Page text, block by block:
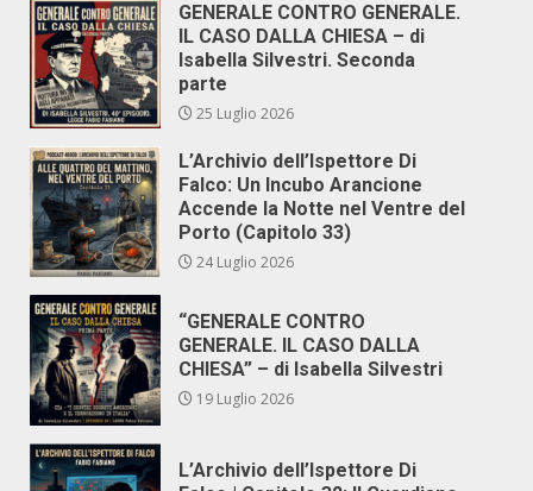
GENERALE CONTRO GENERALE.
IL CASO DALLA CHIESA – di
Isabella Silvestri. Seconda
parte
25 Luglio 2026
L’Archivio dell’Ispettore Di
Falco: Un Incubo Arancione
Accende la Notte nel Ventre del
Porto (Capitolo 33)
24 Luglio 2026
“GENERALE CONTRO
GENERALE. IL CASO DALLA
CHIESA” – di Isabella Silvestri
19 Luglio 2026
L’Archivio dell’Ispettore Di